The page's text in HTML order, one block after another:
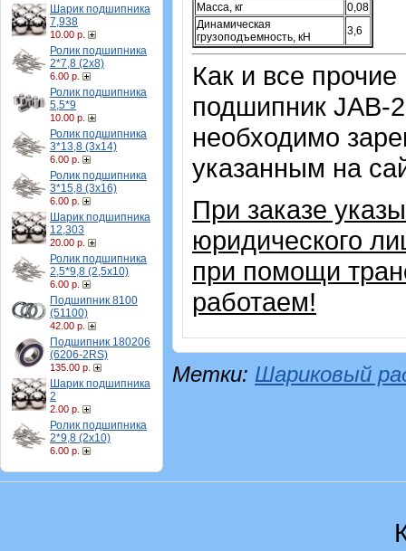
Шарик подшипника
7,938
10.00 р.
Ролик подшипника
2*7,8 (2х8)
6.00 р.
Ролик подшипника
5,5*9
10.00 р.
Ролик подшипника
3*13,8 (3х14)
6.00 р.
Ролик подшипника
3*15,8 (3х16)
6.00 р.
Шарик подшипника
12,303
20.00 р.
Ролик подшипника
2,5*9,8 (2,5х10)
6.00 р.
Подшипник 8100
(51100)
42.00 р.
Подшипник 180206
(6206-2RS)
135.00 р.
Шарик подшипника
2
2.00 р.
Ролик подшипника
2*9,8 (2х10)
6.00 р.
Масса, кг
0,08
Динамическая
грузоподъемность, кН
3,6
Как и все
подшипник JAB-
необходимо
указанным на
При заказе
юридического
при помощи
работаем!
Метки: Шариковый